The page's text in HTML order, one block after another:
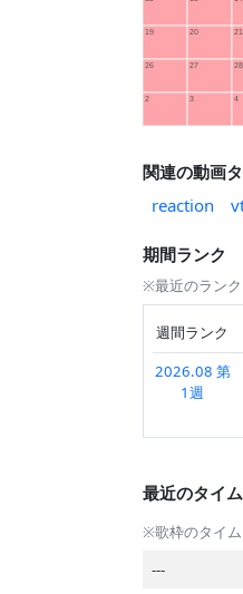
関連の動画
reaction
期間ランク
※最近のラン
週間ランク
2026.08 第
1週
2026.07 第
最近のタイ
※歌枠のタイ
---